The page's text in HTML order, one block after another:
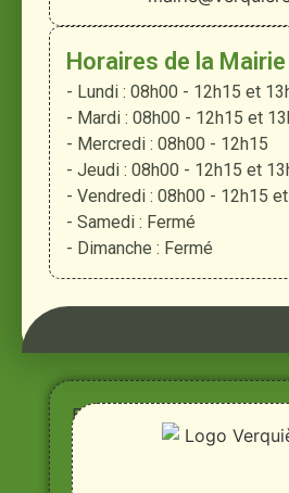
Horaires de la Mairie
- Lundi : 08h00 - 12h15 et
- Mardi : 08h00 - 12h15 et
- Mercredi : 08h00 - 12h15
- Jeudi : 08h00 - 12h15 et
- Vendredi : 08h00 - 12h15
- Samedi : Fermé
- Dimanche : Fermé
Entre
Rhône,
Alpilles